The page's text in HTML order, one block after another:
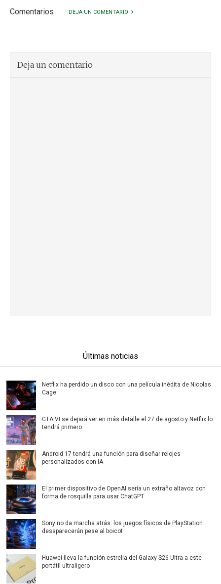
Comentarios DEJA UN COMENTARIO
Deja un comentario
Últimas noticias
Netflix ha perdido un disco con una película inédita de Nicolas
Cage
GTA VI se dejará ver en más detalle el 27 de agosto y Netflix lo
tendrá primero
Android 17 tendrá una función para diseñar relojes
personalizados con IA
El primer dispositivo de OpenAI sería un extraño altavoz con
forma de rosquilla para usar ChatGPT
Sony no da marcha atrás: los juegos físicos de PlayStation
desaparecerán pese al boicot
Huawei lleva la función estrella del Galaxy S26 Ultra a este
portátil ultraligero